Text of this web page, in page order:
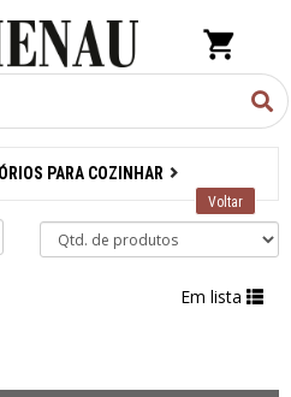
PARA COZINHAR
Em lista